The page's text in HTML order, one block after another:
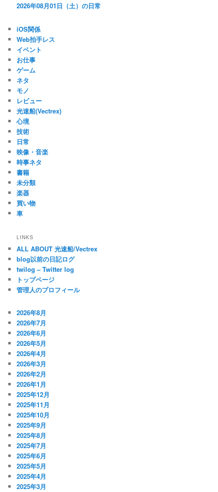
2026年08月01日（土）の日常
iOS関係
Web拍手レス
イベント
お仕事
ゲーム
ネタ
モノ
レビュー
光速船(Vectrex)
心境
技術
日常
映像・音楽
時事ネタ
書籍
未分類
楽器
買い物
車
LINKS
ALL ABOUT 光速船/Vectrex
blog以前の日記ログ
twilog – Twitter log
トップページ
管理人のプロフィール
2026年8月
2026年7月
2026年6月
2026年5月
2026年4月
2026年3月
2026年2月
2026年1月
2025年12月
2025年11月
2025年10月
2025年9月
2025年8月
2025年7月
2025年6月
2025年5月
2025年4月
2025年3月